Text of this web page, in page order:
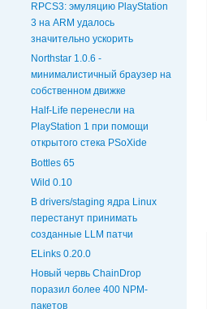
RPCS3: эмуляцию PlayStation
3 на ARM удалось
значительно ускорить
Northstar 1.0.6 -
минималистичный браузер на
собственном движке
Half-Life перенесли на
PlayStation 1 при помощи
открытого стека PSoXide
Bottles 65
Wild 0.10
В drivers/staging ядра Linux
перестанут принимать
созданные LLM патчи
ELinks 0.20.0
Новый червь ChainDrop
поразил более 400 NPM-
пакетов